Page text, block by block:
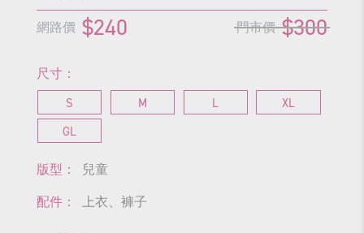
網路價 $240 門市價 $300
尺寸：
S M L
XL
GL
版型： 兒童
配件： 上衣、褲子